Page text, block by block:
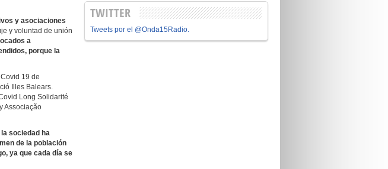
y asociaciones
y voluntad de unión
a
porque la
19 de
Illes Balears.
Long Solidarité
Associação
la sociedad ha
de la población
ya que cada día se
TWITTER
Tweets por el @Onda15Radio.